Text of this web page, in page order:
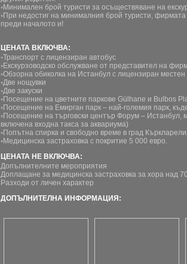
◦Минимален брой туристи за осъществяване на
◦При недостиг на минималния брой туристи,
преди началото и!
ЦЕНАТА ВКЛЮЧВА:
◦Транспорт с лицензиран aвтобус
◦Екскурзоводско обслужване от представител на
◦Обзорна обиколка на Истанбул с лицензиран местен
◦Две нощувки
◦Две закуски
◦Посещение на цветните паркове Gülhane и Bulbos
◦Посещение на Емирган парк – най-големия парк,
◦Посещение на търговски център Форум – Истанбул,
включена входна такса за аквариума)
◦Попътна спирка и свободно време в град Къркларели.
◦Медицинска застраховка с покритие 5 000 евро.
ЦЕНАТА НЕ ВКЛЮЧВА:
Допълнителните мероприятия
Доплащане за медицинска застраховка за хора над
Разходи от личен характер
ДОПЪЛНИТЕЛНА ИНФОРМАЦИЯ: